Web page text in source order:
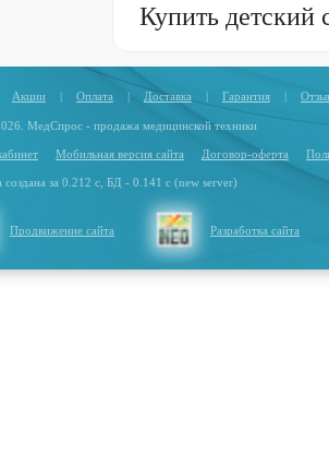
Купить
Акции | Оплата | Доставка | Гарантия |
МедСпрос - продажа медицинской техники
Мобильная версия сайта Договор-оферта
создана за 0.212 с, БД - 0.141 с (new server)
Продвижение сайта Разработка сайта